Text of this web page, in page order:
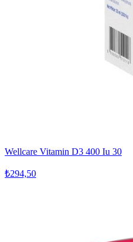
Wellcare Vitamin D3 400 Iu 30
₺294,50